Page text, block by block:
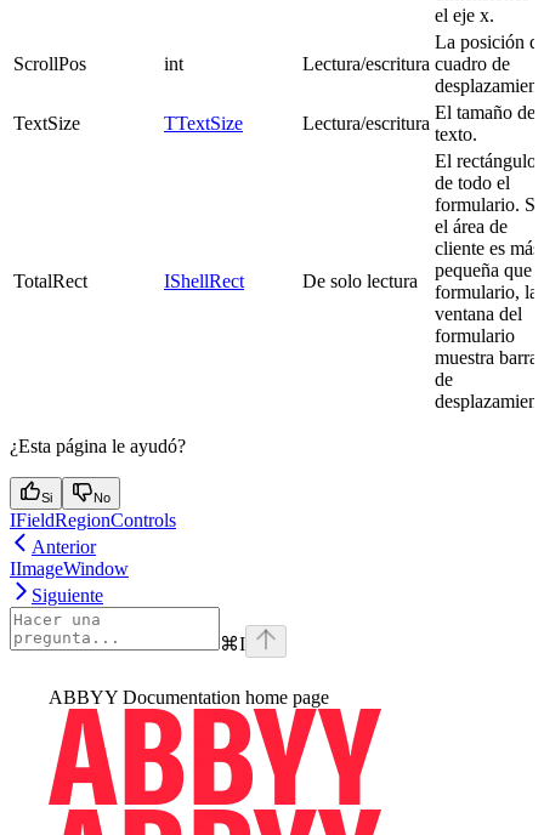
el eje x.
ScrollPos int Lectura/escritura
La posición
cuadro de
TextSize
TTextSize Lectura/escritura
El tamaño del
texto.
TotalRect IShellRect De solo lectura
El rectángulo
de todo el
formulario. Si
el área de
cliente es más
pequeña que
formulario, la
ventana del
formulario
muestra barras
de
¿Esta página le ayudó?
Si No
IFieldRegionControls
Anterior
IImageWindow
Siguiente
⌘I
ABBYY Documentation home page